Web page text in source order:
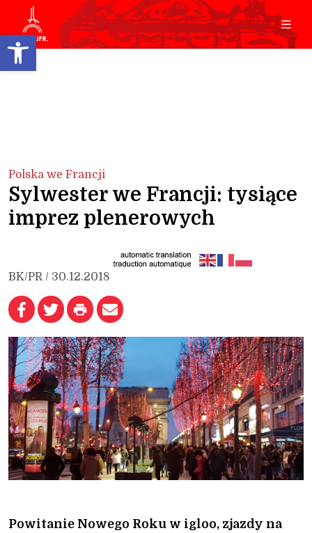
Open toolbar
Polska we Francji
Sylwester we Francji: tysiące
imprez plenerowych
BK/PR / 30.12.2018
Powitanie Nowego Roku w igloo, zjazdy na